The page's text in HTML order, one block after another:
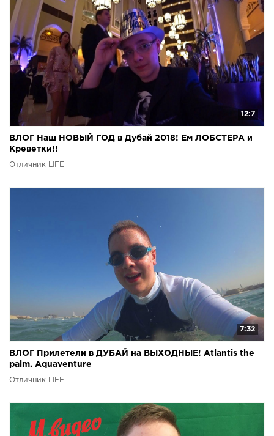
12:7
ВЛОГ Наш НОВЫЙ ГОД в Дубай 2018! Ем ЛОБСТЕРА и
Креветки!!
Отличник LIFE
7:32
ВЛОГ Прилетели в ДУБАЙ на ВЫХОДНЫЕ! Atlantis the
palm. Aquaventure
Отличник LIFE